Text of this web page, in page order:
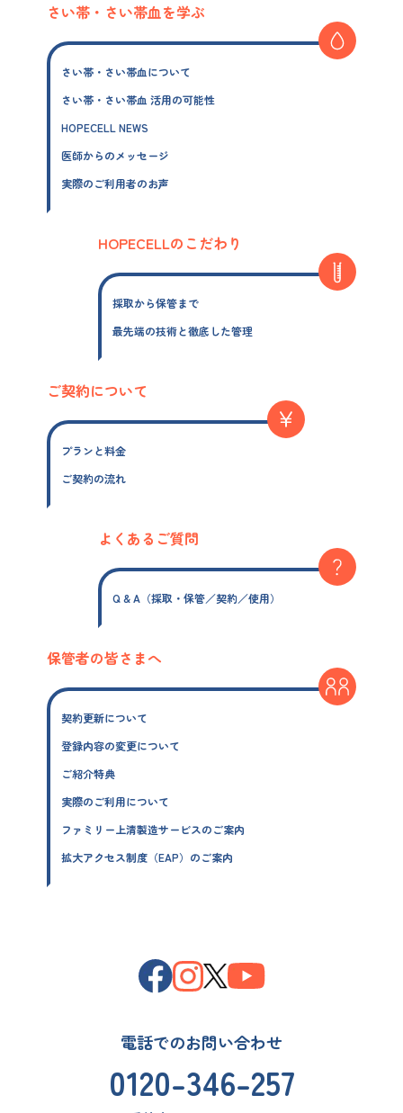
さい帯・さい帯血を学ぶ
さい帯・さい帯血について
さい帯・さい帯血 活用の可能性
HOPECELL NEWS
医師からのメッセージ
実際のご利用者のお声
HOPECELLのこだわり
採取から保管まで
最先端の技術と徹底した管理
ご契約について
プランと料金
ご契約の流れ
よくあるご質問
Q & A（採取・保管／契約／使用）
保管者の皆さまへ
契約更新について
登録内容の変更について
ご紹介特典
実際のご利用について
ファミリー上清製造サービスのご案内
拡大アクセス制度（EAP）のご案内
電話でのお問い合わせ
0120-346-257